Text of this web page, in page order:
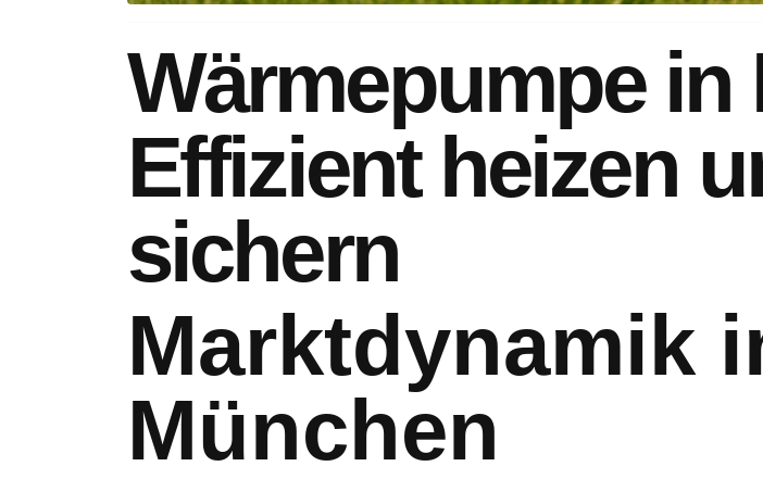
Wärmepumpe in
Effizient heizen
sichern
Marktdynamik
München